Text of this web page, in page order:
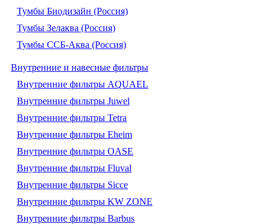
Тумбы Биодизайн (Россия)
Тумбы Зелаква (Россия)
Тумбы ССБ-Аква (Россия)
Внутренние и навесные фильтры
Внутренние фильтры AQUAEL
Внутренние фильтры Juwel
Внутренние фильтры Tetra
Внутренние фильтры Eheim
Внутренние фильтры OASE
Внутренние фильтры Fluval
Внутренние фильтры Sicce
Внутренние фильтры KW ZONE
Внутренние фильтры Barbus